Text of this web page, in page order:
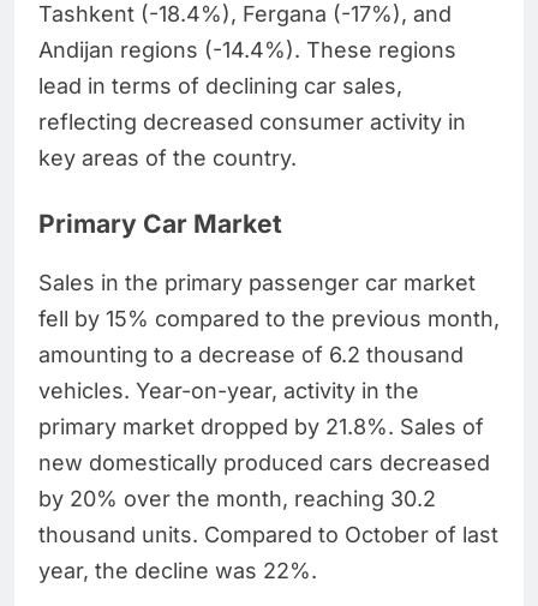
Tashkent (-18.4%), Fergana (-17%), and
Andijan regions (-14.4%). These regions
lead in terms of declining car sales,
reflecting decreased consumer activity in
key areas of the country.
Primary Car Market
Sales in the primary passenger car market
fell by 15% compared to the previous month,
amounting to a decrease of 6.2 thousand
vehicles. Year-on-year, activity in the
primary market dropped by 21.8%. Sales of
new domestically produced cars decreased
by 20% over the month, reaching 30.2
thousand units. Compared to October of last
year, the decline was 22%.